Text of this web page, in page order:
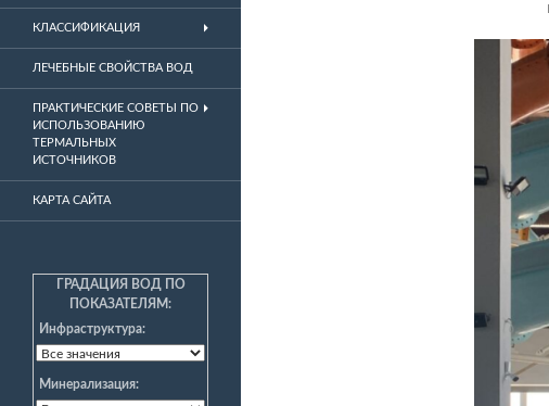
КЛАССИФИКАЦИЯ
ЛЕЧЕБНЫЕ СВОЙСТВА ВОД
ПРАКТИЧЕСКИЕ СОВЕТЫ ПО
ИСПОЛЬЗОВАНИЮ
ТЕРМАЛЬНЫХ
ИСТОЧНИКОВ
КАРТА САЙТА
ГРАДАЦИЯ ВОД ПО
ПОКАЗАТЕЛЯМ:
Инфраструктура:
Минерализация: